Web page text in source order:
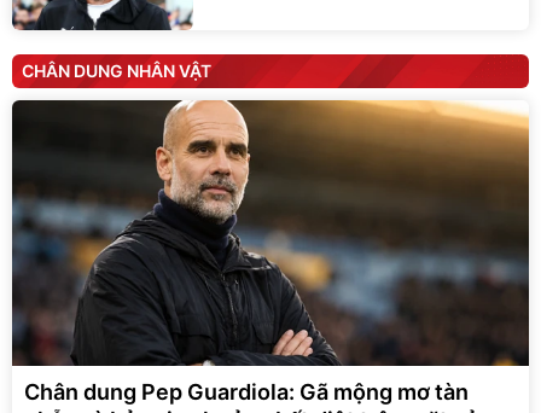
CHÂN DUNG NHÂN VẬT
Chân dung Pep Guardiola: Gã mộng mơ tàn